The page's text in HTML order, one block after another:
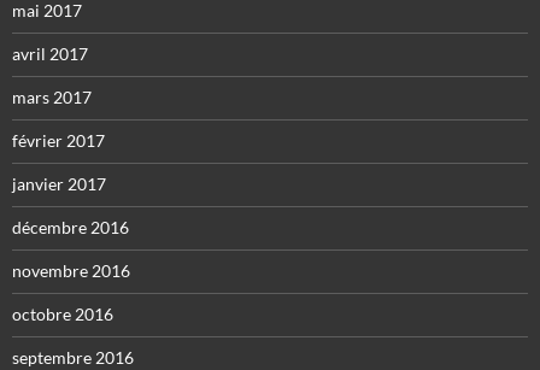
mai 2017
avril 2017
mars 2017
février 2017
janvier 2017
décembre 2016
novembre 2016
octobre 2016
septembre 2016